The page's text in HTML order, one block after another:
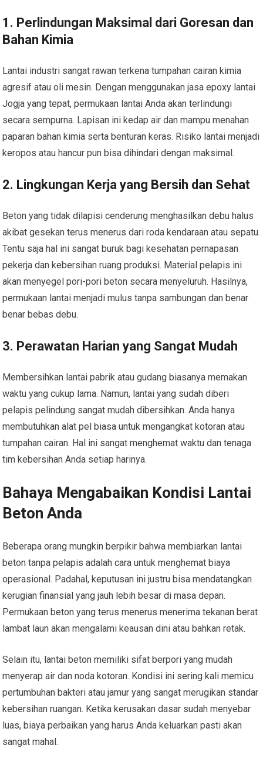
1. Perlindungan Maksimal dari Goresan dan
Bahan Kimia
Lantai industri sangat rawan terkena tumpahan cairan kimia
agresif atau oli mesin. Dengan menggunakan jasa epoxy lantai
Jogja yang tepat, permukaan lantai Anda akan terlindungi
secara sempurna. Lapisan ini kedap air dan mampu menahan
paparan bahan kimia serta benturan keras. Risiko lantai menjadi
keropos atau hancur pun bisa dihindari dengan maksimal.
2. Lingkungan Kerja yang Bersih dan Sehat
Beton yang tidak dilapisi cenderung menghasilkan debu halus
akibat gesekan terus menerus dari roda kendaraan atau sepatu.
Tentu saja hal ini sangat buruk bagi kesehatan pernapasan
pekerja dan kebersihan ruang produksi. Material pelapis ini
akan menyegel pori-pori beton secara menyeluruh. Hasilnya,
permukaan lantai menjadi mulus tanpa sambungan dan benar
benar bebas debu.
3. Perawatan Harian yang Sangat Mudah
Membersihkan lantai pabrik atau gudang biasanya memakan
waktu yang cukup lama. Namun, lantai yang sudah diberi
pelapis pelindung sangat mudah dibersihkan. Anda hanya
membutuhkan alat pel biasa untuk mengangkat kotoran atau
tumpahan cairan. Hal ini sangat menghemat waktu dan tenaga
tim kebersihan Anda setiap harinya.
Bahaya Mengabaikan Kondisi Lantai
Beton Anda
Beberapa orang mungkin berpikir bahwa membiarkan lantai
beton tanpa pelapis adalah cara untuk menghemat biaya
operasional. Padahal, keputusan ini justru bisa mendatangkan
kerugian finansial yang jauh lebih besar di masa depan.
Permukaan beton yang terus menerus menerima tekanan berat
lambat laun akan mengalami keausan dini atau bahkan retak.
Selain itu, lantai beton memiliki sifat berpori yang mudah
menyerap air dan noda kotoran. Kondisi ini sering kali memicu
pertumbuhan bakteri atau jamur yang sangat merugikan standar
kebersihan ruangan. Ketika kerusakan dasar sudah menyebar
luas, biaya perbaikan yang harus Anda keluarkan pasti akan
sangat mahal.